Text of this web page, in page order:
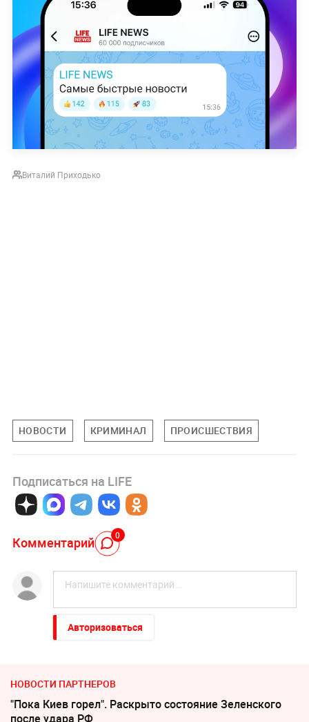
Виталий Приходько
НОВОСТИ КРИМИНАЛ ПРОИСШЕСТВИЯ
Подписаться на LIFE
Комментарий 0
Авторизоваться
НОВОСТИ ПАРТНЕРОВ
"Пока Киев горел". Раскрыто состояние Зеленского
после удара РФ